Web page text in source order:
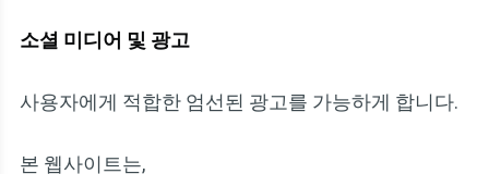
소셜 미디어 및 광고
사용자에게 적합한 엄선된 광고를 가능하게 합니다.
본 웹사이트는,